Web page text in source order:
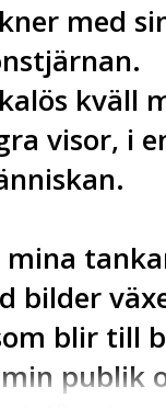
med
kväll
visor, i
mina
bilder
blir till
publik